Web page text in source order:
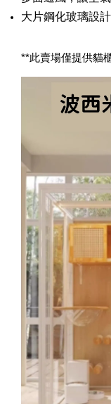
大片鋼化玻璃設
**此賣場僅提供貓